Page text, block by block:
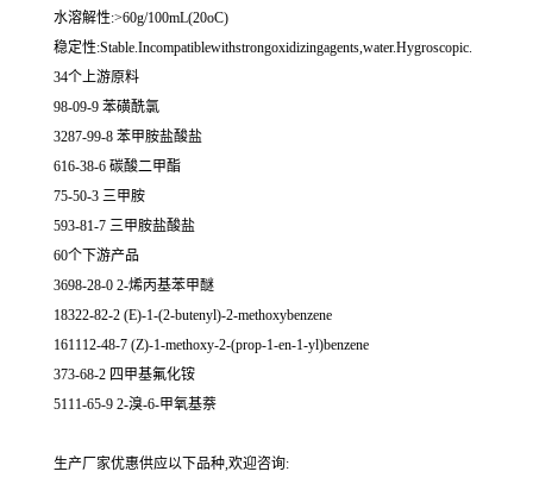
水溶解性:>60g/100mL(20oC)
稳定性:Stable.Incompatiblewithstrongoxidizingagents,water.Hygroscopic.
34个上游原料
98-09-9 苯磺酰氯
3287-99-8 苯甲胺盐酸盐
616-38-6 碳酸二甲酯
75-50-3 三甲胺
593-81-7 三甲胺盐酸盐
60个下游产品
3698-28-0 2-烯丙基苯甲醚
18322-82-2 (E)-1-(2-butenyl)-2-methoxybenzene
161112-48-7 (Z)-1-methoxy-2-(prop-1-en-1-yl)benzene
373-68-2 四甲基氟化铵
5111-65-9 2-溴-6-甲氧基萘
生产厂家优惠供应以下品种,欢迎咨询: